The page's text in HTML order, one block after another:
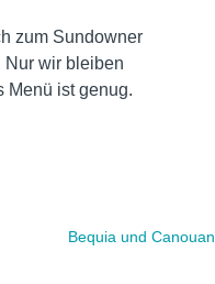
zum Sundowner
Nur wir bleiben
Menü ist genug.
Bequia und Canouan